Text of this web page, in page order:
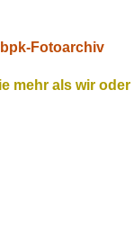
Fotoarchiv
mehr als wir